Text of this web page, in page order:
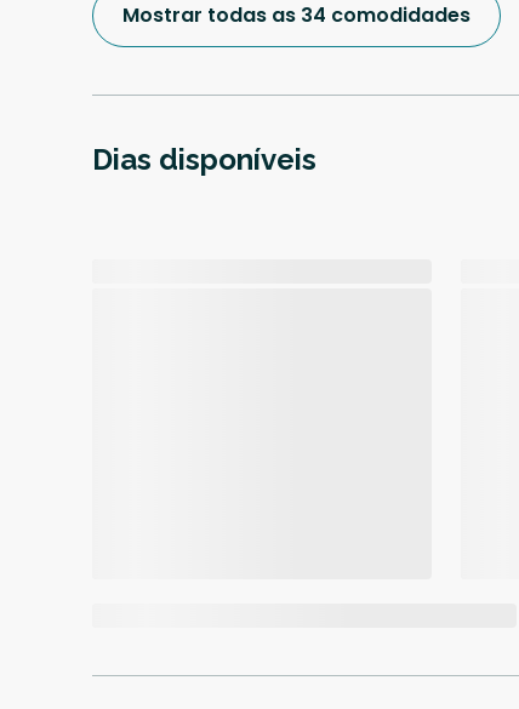
Mostrar todas as 34 comodidades
Dias disponíveis